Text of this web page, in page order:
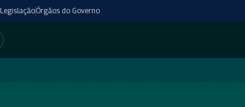
LegislaçãoÓrgãos do Governo